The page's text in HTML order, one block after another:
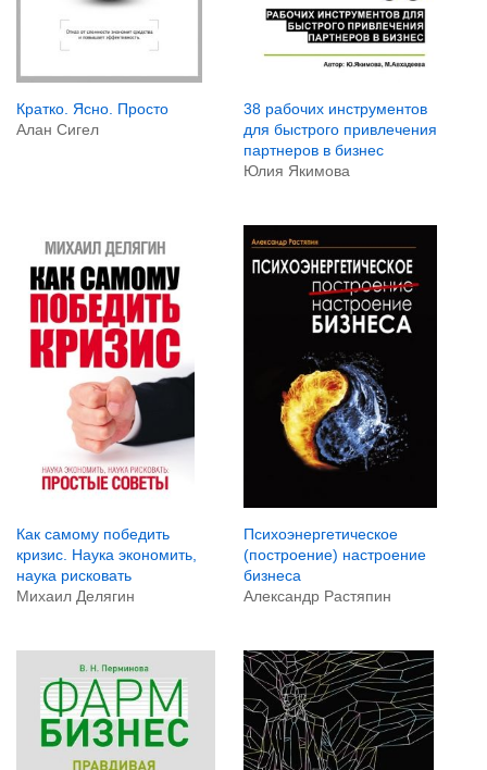
Кратко. Ясно. Просто
Алан Сигел
38 рабочих инструментов
для быстрого привлечения
партнеров в бизнес
Юлия Якимова
Как самому победить
кризис. Наука экономить,
наука рисковать
Михаил Делягин
Психоэнергетическое
(построение) настроение
бизнеса
Александр Растяпин